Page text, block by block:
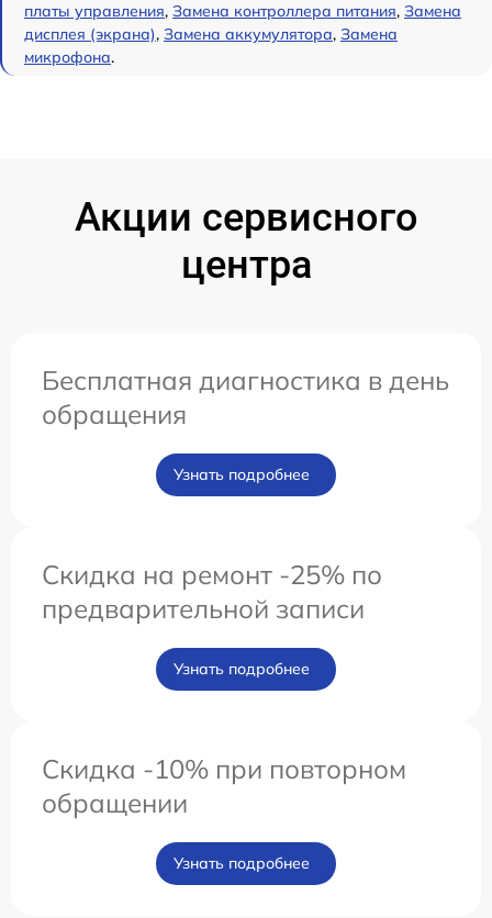
платы управления, Замена контроллера питания, Замена
дисплея (экрана), Замена аккумулятора, Замена
микрофона.
Акции сервисного
центра
Бесплатная диагностика в день
обращения
Узнать подробнее
Скидка на ремонт -25% по
предварительной записи
Узнать подробнее
Скидка -10% при повторном
обращении
Узнать подробнее